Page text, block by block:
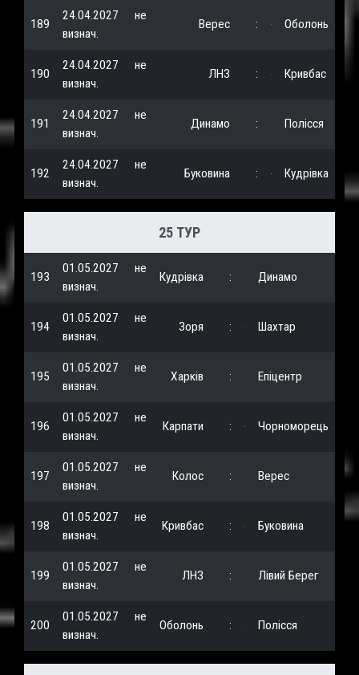
189
24.04.2027
не
визнач.
Верес : Оболонь
190
24.04.2027
не
визнач.
ЛНЗ : Кривбас
191
24.04.2027
не
визнач.
Динамо : Полісся
192
24.04.2027
не
визнач.
Буковина : Кудрівка
25 ТУР
193
01.05.2027
не
визнач.
Кудрівка : Динамо
194
01.05.2027
не
визнач.
Зоря : Шахтар
195
01.05.2027
не
визнач.
Харків : Епіцентр
196
01.05.2027
не
визнач.
Карпати : Чорноморець
197
01.05.2027
не
визнач.
Колос : Верес
198
01.05.2027
не
визнач.
Кривбас : Буковина
199
01.05.2027
не
визнач.
ЛНЗ : Лівий Берег
200
01.05.2027
не
визнач.
Оболонь : Полісся